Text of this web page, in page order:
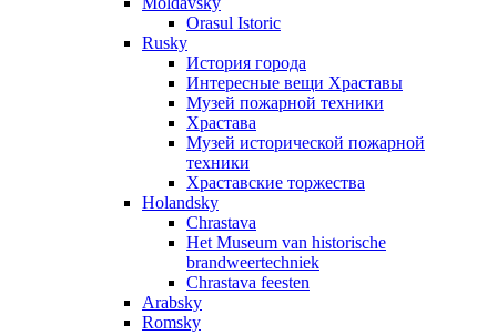
Orasul Istoric
Rusky
История города
Интересные вещи Храставы
Музей пожарной техники
Храстава
Музей исторической пожарной
техники
Храставские торжества
Holandsky
Chrastava
Het Museum van historische
brandweertechniek
Chrastava feesten
Arabsky
Romsky